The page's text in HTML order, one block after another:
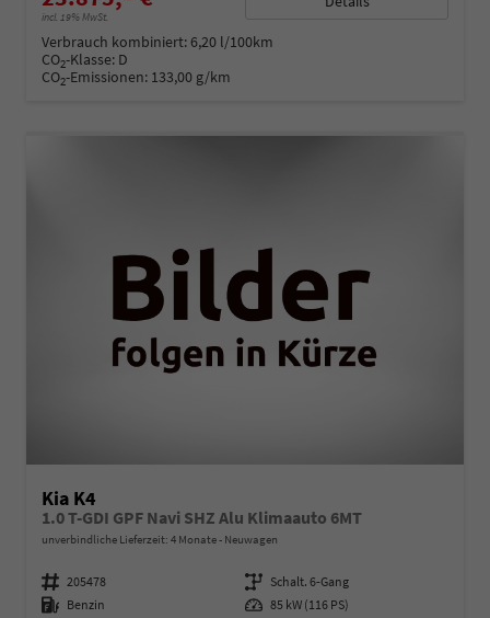
incl. 19% MwSt.
Verbrauch kombiniert:6,20 l/100km
CO2-Klasse: D
CO2-Emissionen: 133,00 g/km
Kia K4
1.0 T-GDI GPF Navi SHZ Alu Klimaauto 6MT
unverbindliche Lieferzeit: 4 Monate Neuwagen
Fahrzeugnummer 205478 Getriebe Schalt. 6-Gang
Kraftstoff Benzin Leistung 85 kW (116 PS)